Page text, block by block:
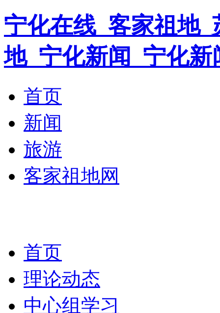
宁化在线_客家祖地
地_宁化新闻_宁化
首页
新闻
旅游
客家祖地网
首页
理论动态
中心组学习